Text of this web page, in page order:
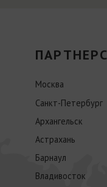
Москва
Санкт-Петербург
Архангельск
Астрахань
Барнаул
Владивосток